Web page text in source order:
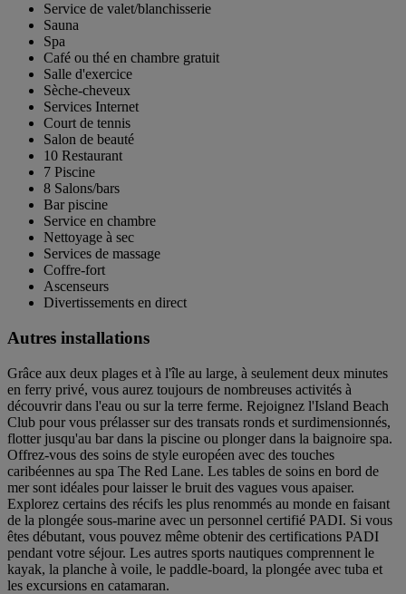
Service de valet/blanchisserie
Sauna
Spa
Café ou thé en chambre gratuit
Salle d'exercice
Sèche-cheveux
Services Internet
Court de tennis
Salon de beauté
10 Restaurant
7 Piscine
8 Salons/bars
Bar piscine
Service en chambre
Nettoyage à sec
Services de massage
Coffre-fort
Ascenseurs
Divertissements en direct
Autres installations
Grâce aux deux plages et à l'île au large, à seulement deux minutes
en ferry privé, vous aurez toujours de nombreuses activités à
découvrir dans l'eau ou sur la terre ferme. Rejoignez l'Island Beach
Club pour vous prélasser sur des transats ronds et surdimensionnés,
flotter jusqu'au bar dans la piscine ou plonger dans la baignoire spa.
Offrez-vous des soins de style européen avec des touches
caribéennes au spa The Red Lane. Les tables de soins en bord de
mer sont idéales pour laisser le bruit des vagues vous apaiser.
Explorez certains des récifs les plus renommés au monde en faisant
de la plongée sous-marine avec un personnel certifié PADI. Si vous
êtes débutant, vous pouvez même obtenir des certifications PADI
pendant votre séjour. Les autres sports nautiques comprennent le
kayak, la planche à voile, le paddle-board, la plongée avec tuba et
les excursions en catamaran.